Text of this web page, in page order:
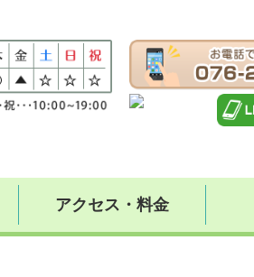
アクセス・料金